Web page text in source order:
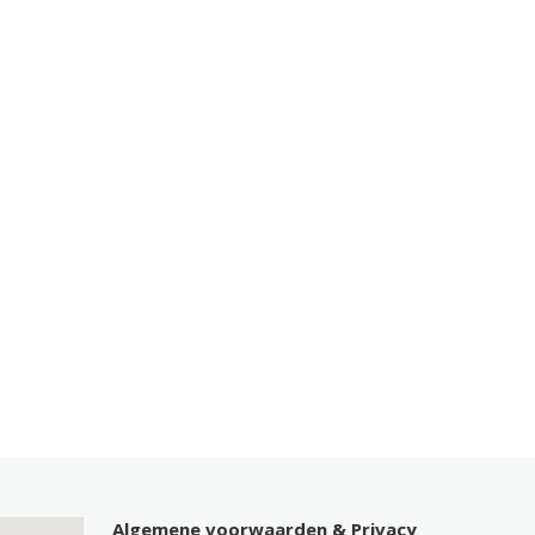
Algemene voorwaarden & Privacy